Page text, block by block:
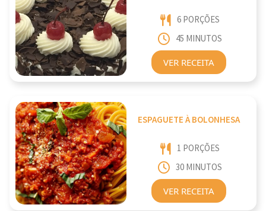
6 PORÇÕES
45 MINUTOS
VER RECEITA
ESPAGUETE À BOLONHESA
1 PORÇÕES
30 MINUTOS
VER RECEITA